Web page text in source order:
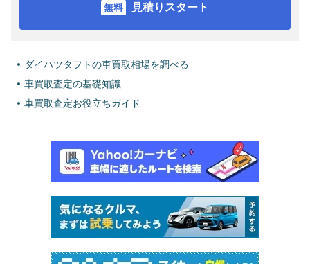
見積りスタート
ダイハツタフトの車買取相場を調べる
車買取査定の基礎知識
車買取査定お役立ちガイド